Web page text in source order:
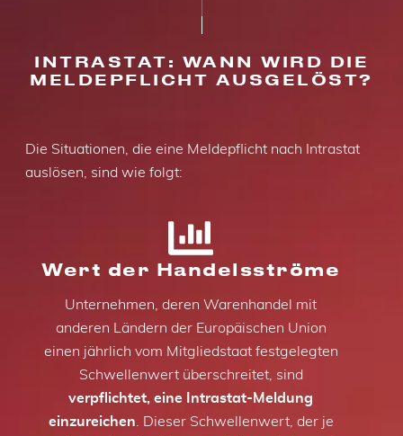
INTRASTAT: WANN WIRD DIE
MELDEPFLICHT AUSGELÖST?
Die Situationen, die eine Meldepflicht nach Intrastat
auslösen, sind wie folgt:
Wert der Handelsströme
Unternehmen, deren Warenhandel mit
anderen Ländern der Europäischen Union
einen jährlich vom Mitgliedstaat festgelegten
Schwellenwert überschreitet, sind
verpflichtet, eine Intrastat-Meldung
einzureichen . Dieser Schwellenwert, der je